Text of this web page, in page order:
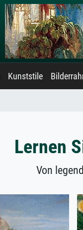
Kunststile
Lernen
Von